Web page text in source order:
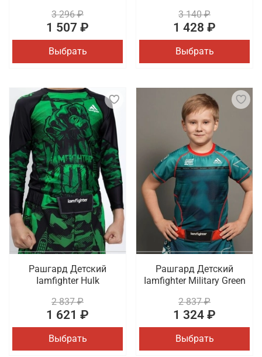
3 296 ₽
1 507 ₽
Выбрать
3 140 ₽
1 428 ₽
Выбрать
Рашгард Детский
Iamfighter Hulk
2 837 ₽
1 621 ₽
Выбрать
Рашгард Детский
Iamfighter Military Green
2 837 ₽
1 324 ₽
Выбрать